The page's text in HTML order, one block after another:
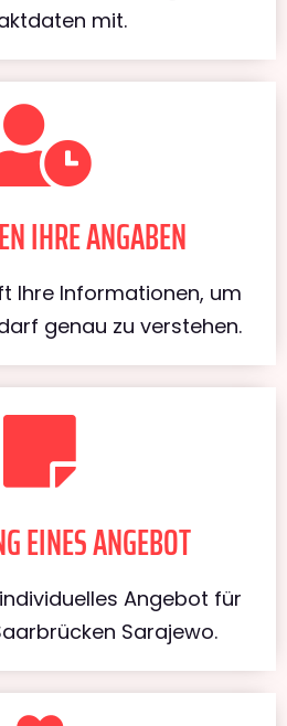
mit.
IHRE ANGABEN
Ihre Informationen, um
genau zu verstehen.
EINES ANGEBOT
Angebot für
Sarajewo.